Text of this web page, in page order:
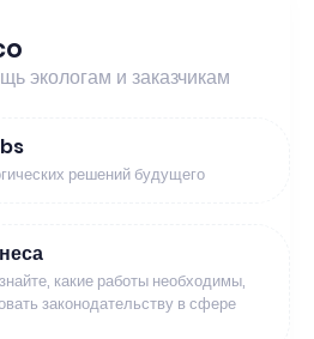
экологам и заказчикам
решений будущего
какие работы необходимы,
законодательству в сфере